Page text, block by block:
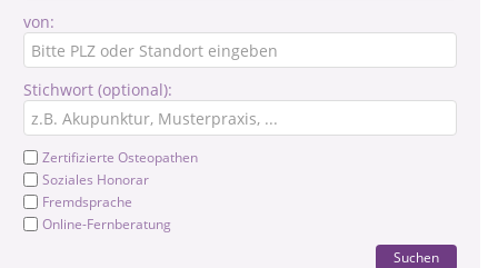
von:
Stichwort (optional):
Zertifizierte Osteopathen
Soziales Honorar
Fremdsprache
Online-Fernberatung
Suchen